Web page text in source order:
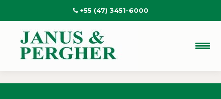
+55 (47) 3451-6000